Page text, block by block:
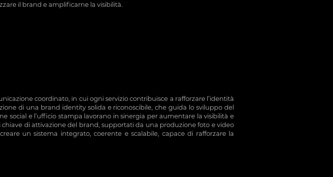
il brand e amplificarne la visibilità.
coordinato, in cui ogni servizio contribuisce a rafforzare l’identità
di una brand identity solida e riconoscibile, che guida lo sviluppo del
social e l’ufficio stampa lavorano in sinergia per aumentare la visibilità e
di attivazione del brand, supportati da una produzione foto e video
un sistema integrato, coerente e scalabile, capace di rafforzare la